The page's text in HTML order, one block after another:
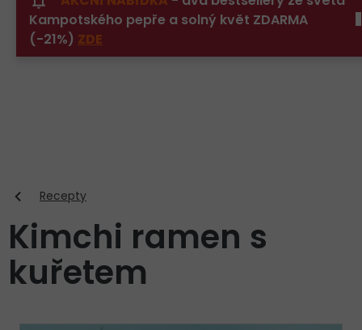
obsah
Kampotského pepře a solný květ ZDARMA
(-21%) ZDE
Recepty
Kimchi ramen s
kuřetem